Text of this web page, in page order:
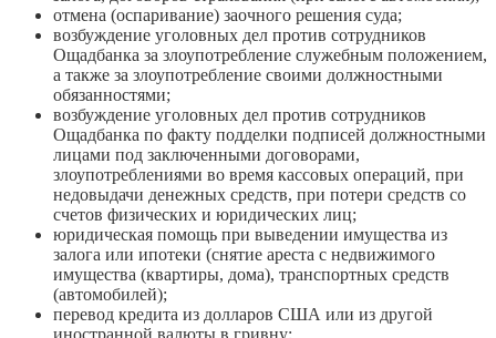
отмена (оспаривание) заочного решения суда;
возбуждение уголовных дел против сотрудников
Ощадбанка за злоупотребление служебным положением,
а также за злоупотребление своими должностными
обязанностями;
возбуждение уголовных дел против сотрудников
Ощадбанка по факту подделки подписей должностными
лицами под заключенными договорами,
злоупотреблениями во время кассовых операций, при
недовыдачи денежных средств, при потери средств со
счетов физических и юридических лиц;
юридическая помощь при выведении имущества из
залога или ипотеки (снятие ареста с недвижимого
имущества (квартиры, дома), транспортных средств
(автомобилей);
перевод кредита из долларов США или из другой
иностранной валюты в гривну;